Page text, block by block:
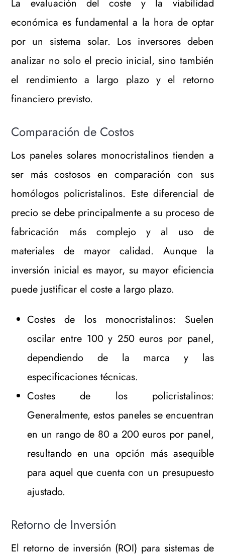
La evaluación del coste y la viabilidad
económica es fundamental a la hora de optar
por un sistema solar. Los inversores deben
analizar no solo el precio inicial, sino también
el rendimiento a largo plazo y el retorno
financiero previsto.
Comparación de Costos
Los paneles solares monocristalinos tienden a
ser más costosos en comparación con sus
homólogos policristalinos. Este diferencial de
precio se debe principalmente a su proceso de
fabricación más complejo y al uso de
materiales de mayor calidad. Aunque la
inversión inicial es mayor, su mayor eficiencia
puede justificar el coste a largo plazo.
Costes de los monocristalinos: Suelen
oscilar entre 100 y 250 euros por panel,
dependiendo de la marca y las
especificaciones técnicas.
Costes de los policristalinos:
Generalmente, estos paneles se encuentran
en un rango de 80 a 200 euros por panel,
resultando en una opción más asequible
para aquel que cuenta con un presupuesto
ajustado.
Retorno de Inversión
El retorno de inversión (ROI) para sistemas de